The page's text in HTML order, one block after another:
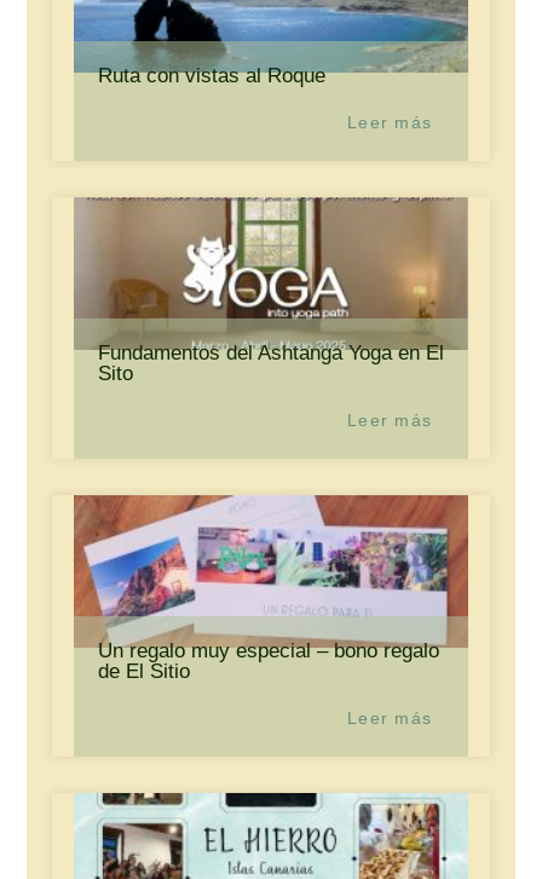
Ruta con vistas al Roque
Leer más
Fundamentos del Ashtanga Yoga en El
Sito
Leer más
Un regalo muy especial – bono regalo
de El Sitio
Leer más